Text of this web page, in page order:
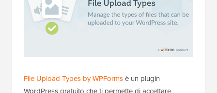
File Upload Types by WPFormsè un plugin
WordPress gratuito che ti permette di accettare